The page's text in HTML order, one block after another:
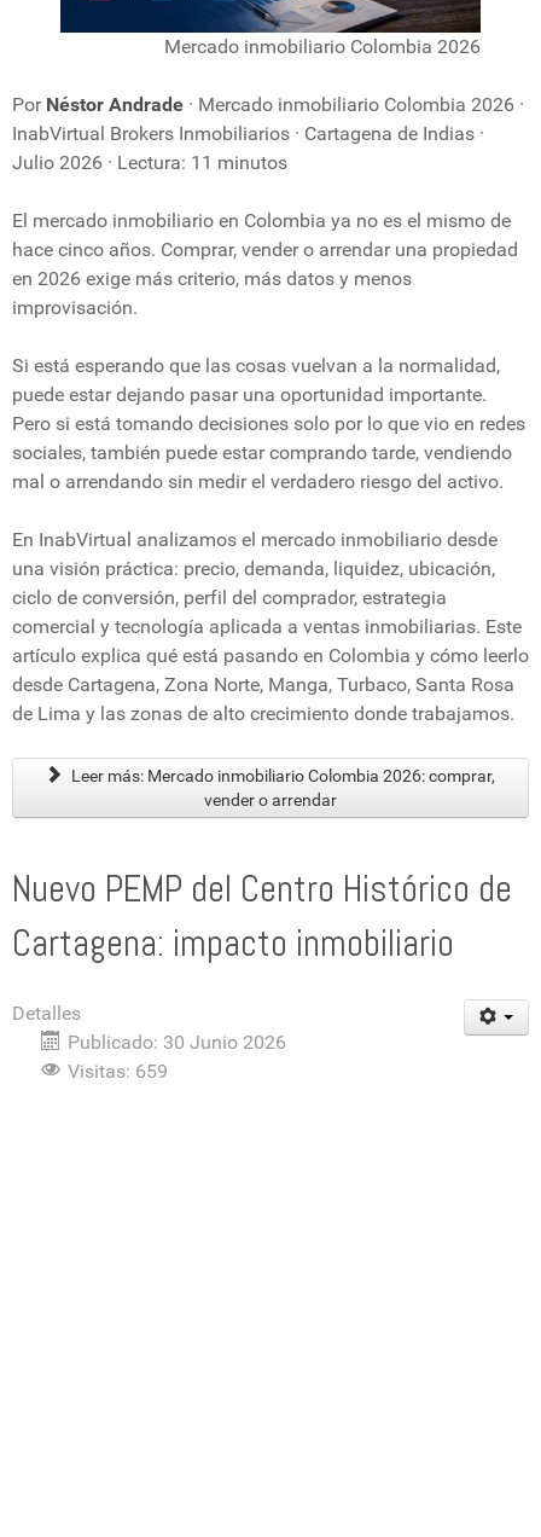
Mercado inmobiliario Colombia 2026
Por Néstor Andrade · Mercado inmobiliario Colombia 2026 ·
InabVirtual Brokers Inmobiliarios · Cartagena de Indias ·
Julio 2026 · Lectura: 11 minutos
El mercado inmobiliario en Colombia ya no es el mismo de
hace cinco años. Comprar, vender o arrendar una propiedad
en 2026 exige más criterio, más datos y menos
improvisación.
Si está esperando que las cosas vuelvan a la normalidad,
puede estar dejando pasar una oportunidad importante.
Pero si está tomando decisiones solo por lo que vio en redes
sociales, también puede estar comprando tarde, vendiendo
mal o arrendando sin medir el verdadero riesgo del activo.
En InabVirtual analizamos el mercado inmobiliario desde
una visión práctica: precio, demanda, liquidez, ubicación,
ciclo de conversión, perfil del comprador, estrategia
comercial y tecnología aplicada a ventas inmobiliarias. Este
artículo explica qué está pasando en Colombia y cómo leerlo
desde Cartagena, Zona Norte, Manga, Turbaco, Santa Rosa
de Lima y las zonas de alto crecimiento donde trabajamos.
Leer más: Mercado inmobiliario Colombia 2026: comprar,
vender o arrendar
Nuevo PEMP del Centro Histórico de
Cartagena: impacto inmobiliario
Detalles
Publicado: 30 Junio 2026
Visitas: 659